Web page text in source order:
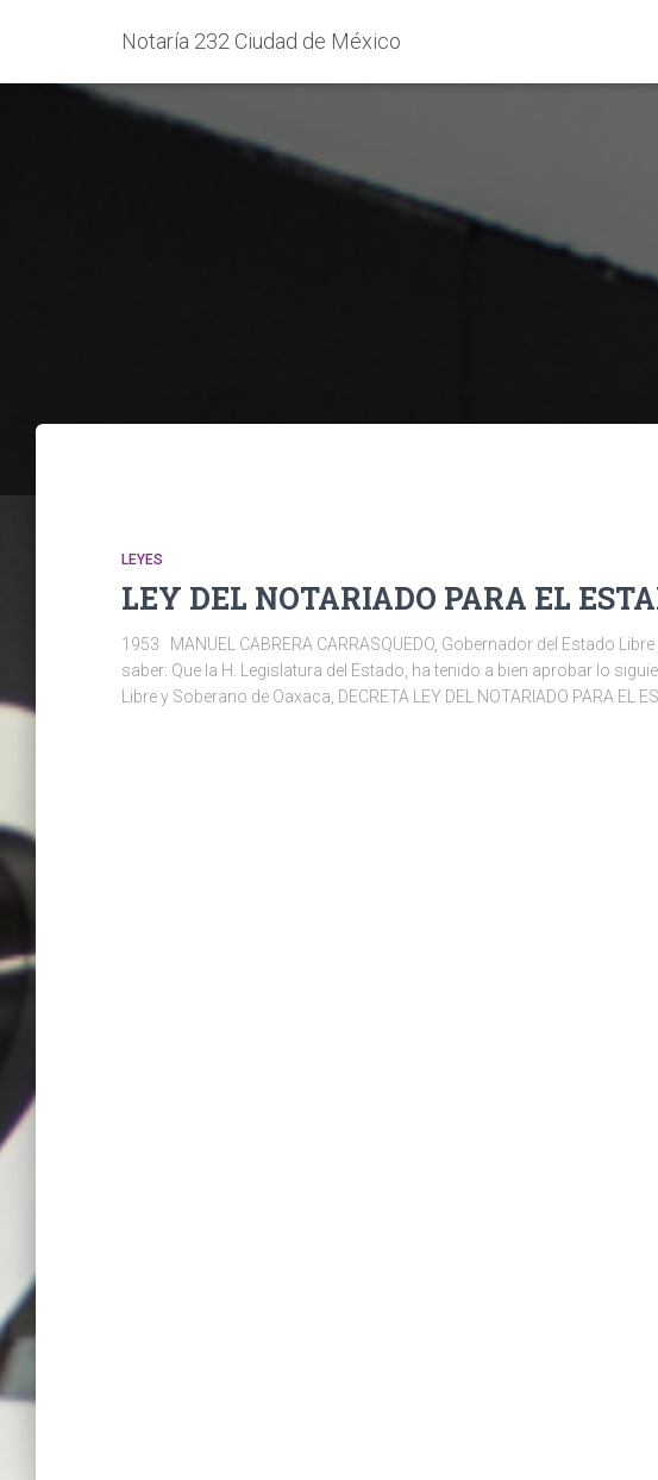
Notaría 232 Ciudad de México
LEYES
LEY DEL NOTARIADO PARA EL
1953 MANUEL CABRERA CARRASQUEDO, Gobernador del Estado
saber: Que la H. Legislatura del Estado, ha tenido a bien aprobar lo
Libre y Soberano de Oaxaca, DECRETA LEY DEL NOTARIADO PARA EL